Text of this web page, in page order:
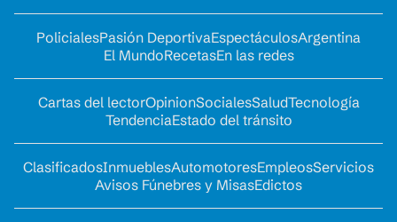
PolicialesPasión DeportivaEspectáculosArgentina
El MundoRecetasEn las redes
Cartas del lectorOpinionSocialesSaludTecnología
TendenciaEstado del tránsito
ClasificadosInmueblesAutomotoresEmpleosServicios
Avisos Fúnebres y MisasEdictos